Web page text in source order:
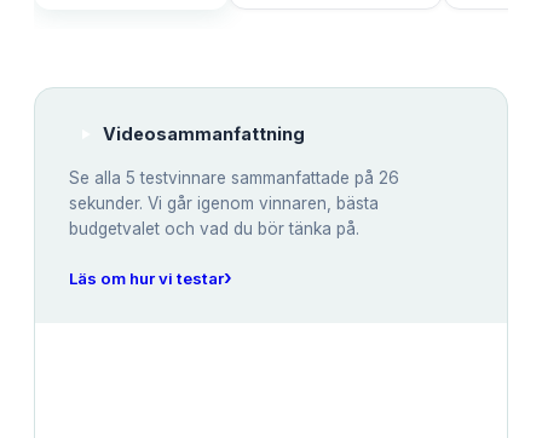
Videosammanfattning
Se alla 5 testvinnare sammanfattade på 26
sekunder. Vi går igenom vinnaren, bästa
budgetvalet och vad du bör tänka på.
Läs om hur vi testar›